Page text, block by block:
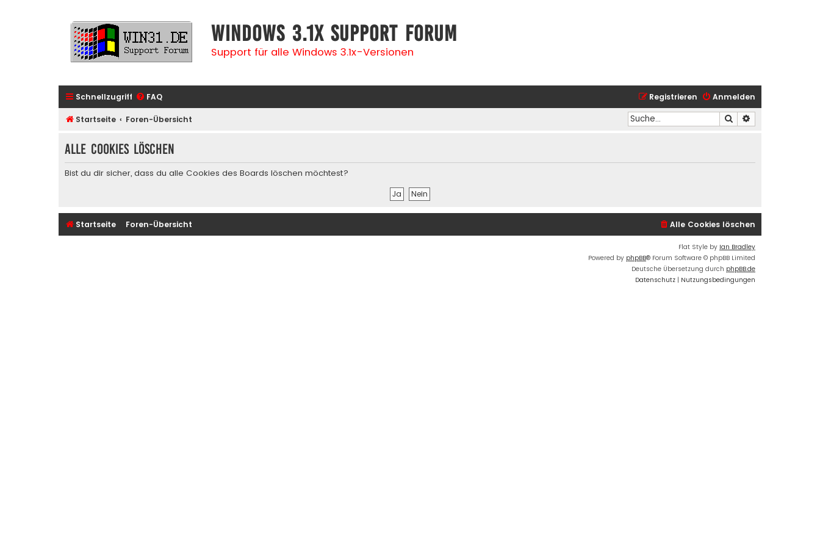
Windows 3.1x Support Forum
Support für alle Windows 3.1x-Versionen
Schnellzugriff FAQ Anmelden
Registrieren
Startseite Foren-Übersicht Suche
Alle Cookies löschen
Bist du dir sicher, dass du alle Cookies des Boards löschen möchtest?
Startseite Foren-Übersicht Alle Cookies löschen
Flat Style by Ian Bradley
Powered by phpBB® Forum Software © phpBB Limited
Deutsche Übersetzung durch phpBB.de
Datenschutz | Nutzungsbedingungen